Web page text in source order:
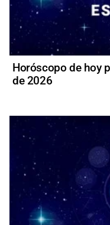
Horóscopo de hoy
de 2026